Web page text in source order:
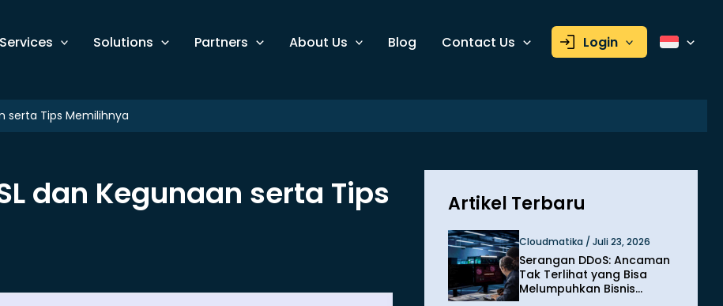
Services Solutions Partners About Us Blog Contact Us Login
serta Tips Memilihnya
dan Kegunaan serta Tips
Artikel Terbaru
Cloudmatika / Juli 23, 2026
Serangan DDoS: Ancaman
Tak Terlihat yang Bisa
Melumpuhkan Bisnis